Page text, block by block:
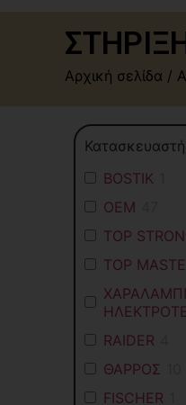
Αρχική σελίδα /
BOSTIK
OEM
TOP
TOP
RAIDER
ΘΑΡΡΟΣ
FISCHER